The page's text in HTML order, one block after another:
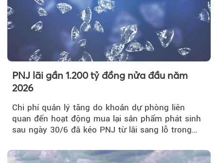
PNJ lãi gần 1.200 tỷ đồng nửa đầu năm
2026
Chi phí quản lý tăng do khoản dự phòng liên
quan đến hoạt động mua lại sản phẩm phát sinh
sau ngày 30/6 đã kéo PNJ từ lãi sang lỗ trong